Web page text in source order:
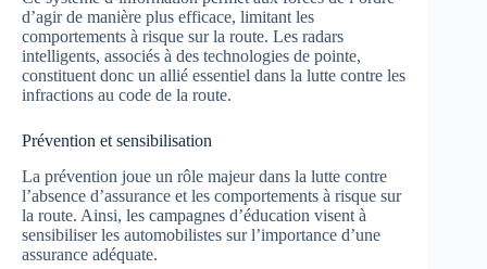
d’agir de manière plus efficace, limitant les
comportements à risque sur la route. Les radars
intelligents, associés à des technologies de pointe,
constituent donc un allié essentiel dans la lutte contre les
infractions au code de la route.
Prévention et sensibilisation
La prévention joue un rôle majeur dans la lutte contre
l’absence d’assurance et les comportements à risque sur
la route. Ainsi, les campagnes d’éducation visent à
sensibiliser les automobilistes sur l’importance d’une
assurance adéquate.